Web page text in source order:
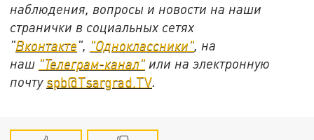
наблюдения, вопросы и новости на наши
странички в социальных сетях
"Вконтакте", "Одноклассники", на
наш "Телеграм-канал" или на электронную
почту spb@Tsargrad.TV.